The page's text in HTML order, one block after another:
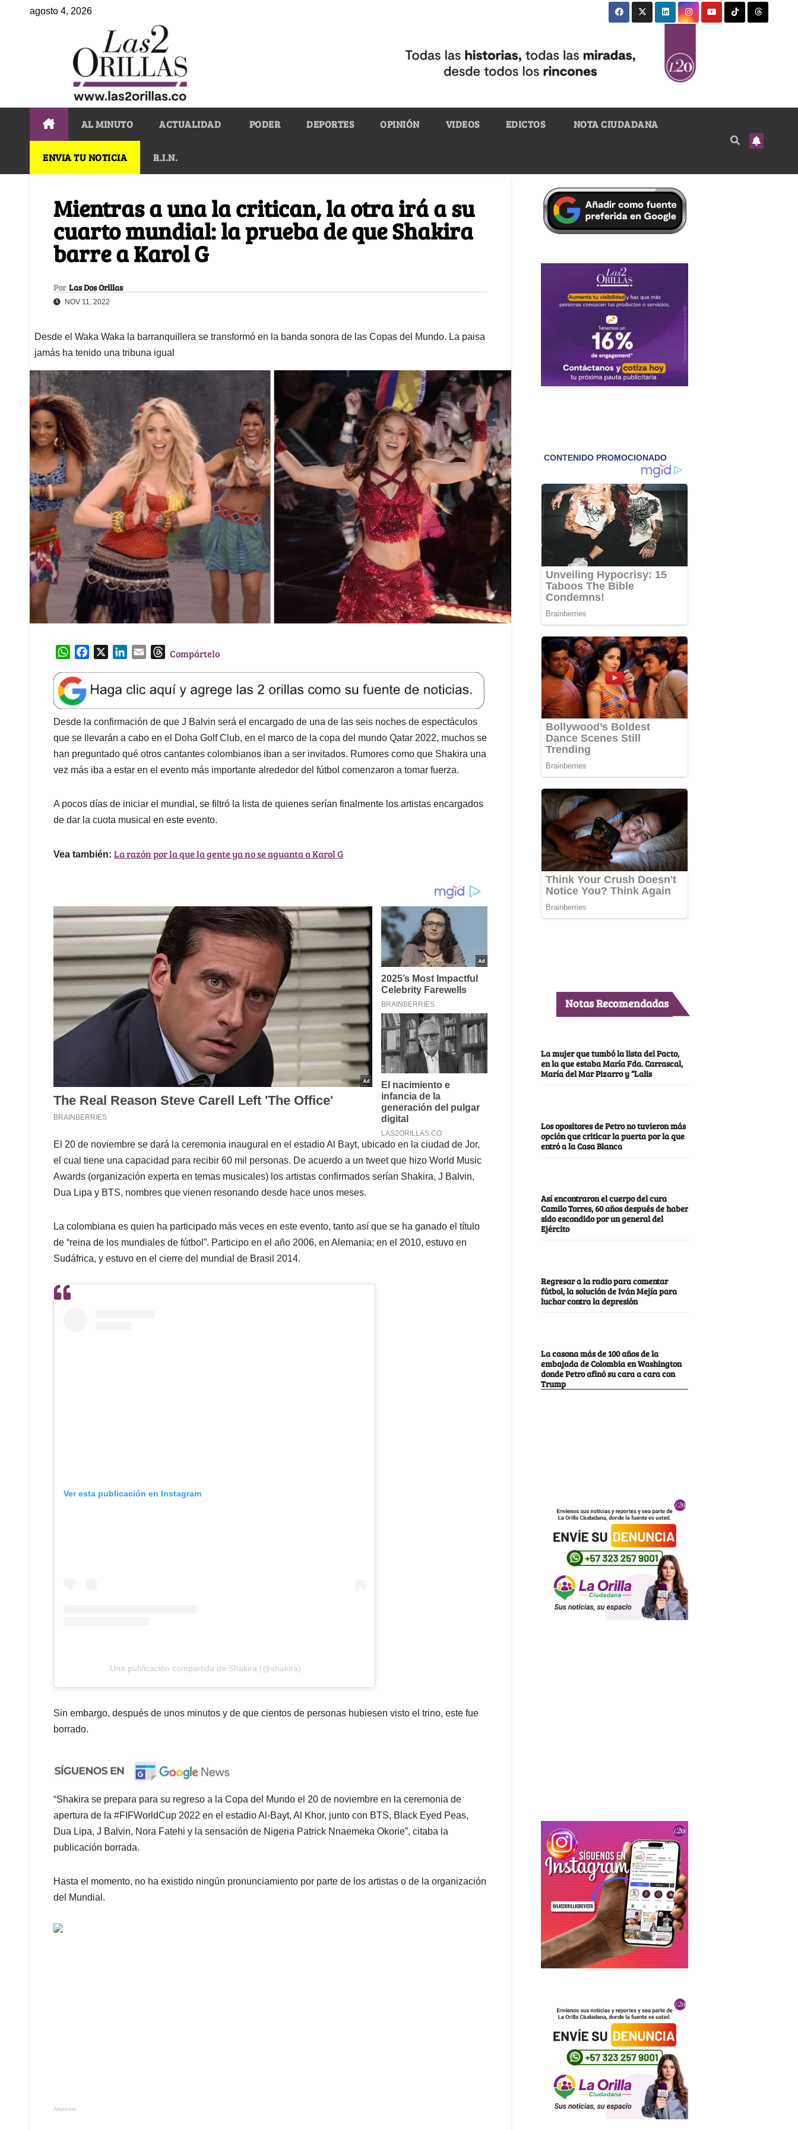
agosto 4, 2026
AL MINUTO ACTUALIDAD PODER DEPORTES OPINIÓN VIDEOS EDICTOS NOTA CIUDADANA
ENVIA TU NOTICIA R.I.N.
Mientras a una la critican, la otra irá a su
cuarto mundial: la prueba de que Shakira
barre a Karol G
Por Las Dos Orillas
NOV 11, 2022
Desde el Waka Waka la barranquillera se transformó en la banda sonora de las Copas del Mundo. La paisa
jamás ha tenido una tribuna igual
W
a
t
s
A
p
p
e
b
o
o
k
k
e
d
I
n
l
T
e
a
d
s
Compártelo
Desde la confirmación de que J Balvin será el encargado de una de las seis noches de espectáculos
que se llevarán a cabo en el Doha Golf Club, en el marco de la copa del mundo Qatar 2022, muchos se
han preguntado qué otros cantantes colombianos iban a ser invitados. Rumores como que Shakira una
vez más iba a estar en el evento más importante alrededor del fútbol comenzaron a tomar fuerza.
A pocos días de iniciar el mundial, se filtró la lista de quienes serían finalmente los artistas encargados
de dar la cuota musical en este evento.
Vea también: La razón por la que la gente ya no se aguanta a Karol G
El 20 de noviembre se dará la ceremonia inaugural en el estadio Al Bayt, ubicado en la ciudad de Jor,
el cual tiene una capacidad para recibir 60 mil personas. De acuerdo a un tweet que hizo World Music
Awards (organización experta en temas musicales) los artistas confirmados serían Shakira, J Balvin,
Dua Lipa y BTS, nombres que vienen resonando desde hace unos meses.
La colombiana es quien ha participado más veces en este evento, tanto así que se ha ganado el título
de “reina de los mundiales de fútbol”. Participo en el año 2006, en Alemania; en el 2010, estuvo en
Sudáfrica, y estuvo en el cierre del mundial de Brasil 2014.
Ver esta publicación en Instagram
Una publicación compartida de Shakira (@shakira)
Sin embargo, después de unos minutos y de que cientos de personas hubiesen visto el trino, este fue
borrado.
“Shakira se prepara para su regreso a la Copa del Mundo el 20 de noviembre en la ceremonia de
apertura de la #FIFWorldCup 2022 en el estadio Al-Bayt, Al Khor, junto con BTS, Black Eyed Peas,
Dua Lipa, J Balvin, Nora Fatehi y la sensación de Nigeria Patrick Nnaemeka Okorie”, citaba la
publicación borrada.
Hasta el momento, no ha existido ningún pronunciamiento por parte de los artistas o de la organización
del Mundial.
Anuncios.
Notas Recomendadas
La mujer que tumbó la lista del Pacto,
en la que estaba María Fda. Carrascal,
María del Mar Pizarro y “Lalis
Los opositores de Petro no tuvieron más
opción que criticar la puerta por la que
entró a la Casa Blanca
Así encontraron el cuerpo del cura
Camilo Torres, 60 años después de haber
sido escondido por un general del
Ejército
Regresar a la radio para comentar
fútbol, la solución de Iván Mejía para
luchar contra la depresión
La casona más de 100 años de la
embajada de Colombia en Washington
donde Petro afinó su cara a cara con
Trump